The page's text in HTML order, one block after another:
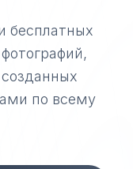
бесплатных
по всему